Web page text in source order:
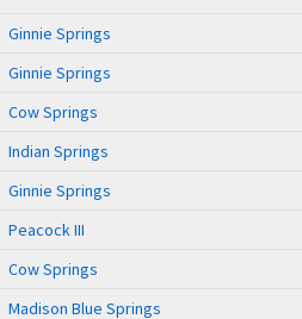
Ginnie Springs
Ginnie Springs
Cow Springs
Indian Springs
Ginnie Springs
Peacock III
Cow Springs
Madison Blue Springs